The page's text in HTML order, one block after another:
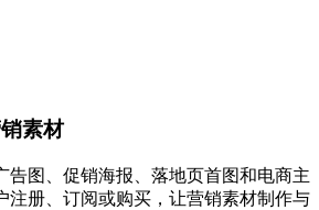
素材
告图、促销海报、落地页首图和电商主
注册、订阅或购买，让营销素材制作与